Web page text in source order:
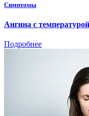
Симптомы
Ангина с
Подробнее